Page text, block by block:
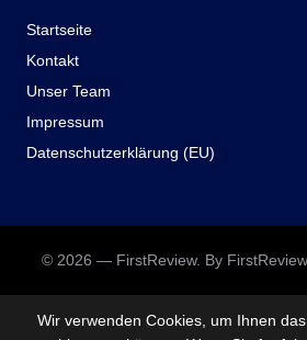
Startseite
Kontakt
Unser Team
Impressum
Datenschutzerklärung (EU)
© 2026 — FirstReview. By
Wir verwenden Cookies, um Ihnen